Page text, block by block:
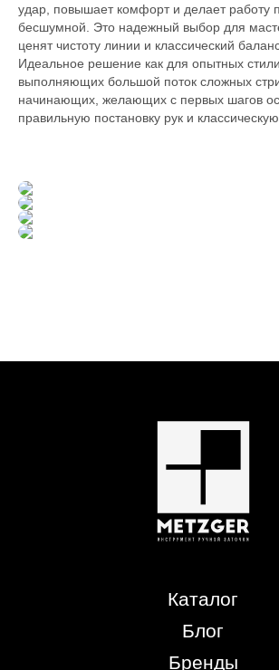
удар, повышает комфорт и делает работу
бесшумной. Это надежный выбор для
ценят чистоту линии и классический
Идеальное решение как для опытных
выполняющих большой поток сложных
начинающих, желающих с первых шагов
правильную постановку рук и классическую
Каталог
Блог
Бренды